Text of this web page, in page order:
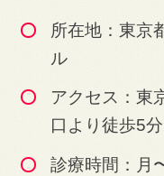
所在地：東京
ル
アクセス：東
口より徒歩5分
診療時間：月